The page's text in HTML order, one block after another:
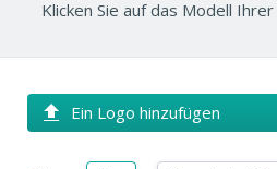
Druckprodukte
Klicken Sie auf das Modell
Ein Logo hinzufügen